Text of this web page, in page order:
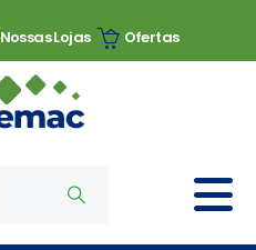
Nossas Lojas Ofertas